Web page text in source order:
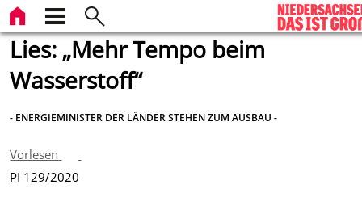
Lies: „Mehr Tempo beim
Wasserstoff“
- ENERGIEMINISTER DER LÄNDER STEHEN ZUM AUSBAU -
Vorlesen
PI 129/2020